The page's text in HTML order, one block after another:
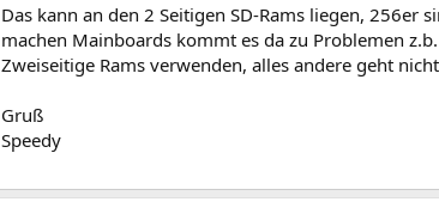
Das kann an den 2 Seitigen SD-Rams liegen, 256er
machen Mainboards kommt es da zu Problemen
Zweiseitige Rams verwenden, alles andere geht
Gruß
Speedy